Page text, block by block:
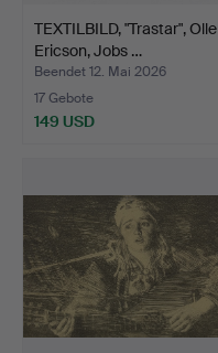
TEXTILBILD, "Trastar", Olle
Ericson, Jobs …
Beendet 12. Mai 2026
17 Gebote
149 USD